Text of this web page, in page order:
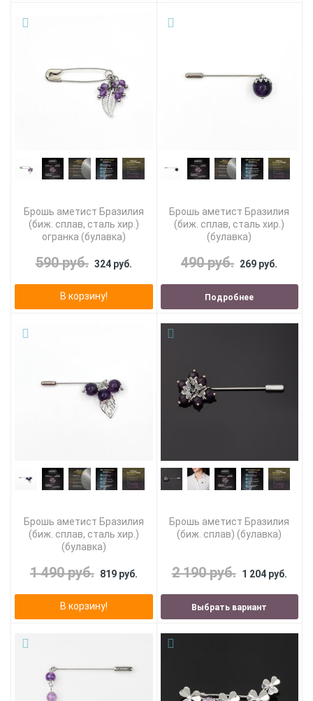
Брошь аметист Бразилия
(биж. сплав, сталь хир.)
огранка (булавка)
590 руб. 324 руб.
В корзину!
Брошь аметист Бразилия
(биж. сплав, сталь хир.)
(булавка)
490 руб. 269 руб.
Подробнее
Брошь аметист Бразилия
(биж. сплав, сталь хир.)
(булавка)
1 490 руб. 819 руб.
В корзину!
Брошь аметист Бразилия
(биж. сплав) (булавка)
2 190 руб. 1 204 руб.
Выбрать вариант